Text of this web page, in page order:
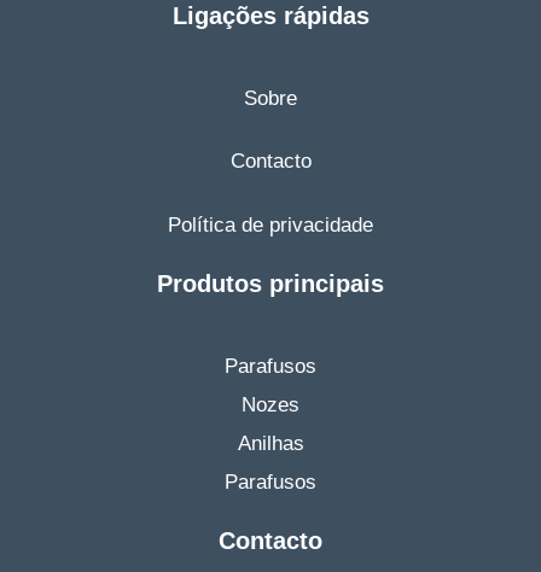
Ligações rápidas
Sobre
Contacto
Política de privacidade
Produtos principais
Parafusos
Nozes
Anilhas
Parafusos
Contacto